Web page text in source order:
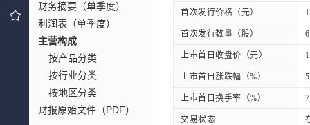
财务摘要（单季度）
利润表（单季度）
主营构成
按产品分类
按行业分类
按地区分类
财报原始文件（PDF）
首次发行价格（元）
首次发行数量（股）
上市首日收盘价（元）
上市首日涨跌幅（%）
上市首日换手率（%）
交易状态